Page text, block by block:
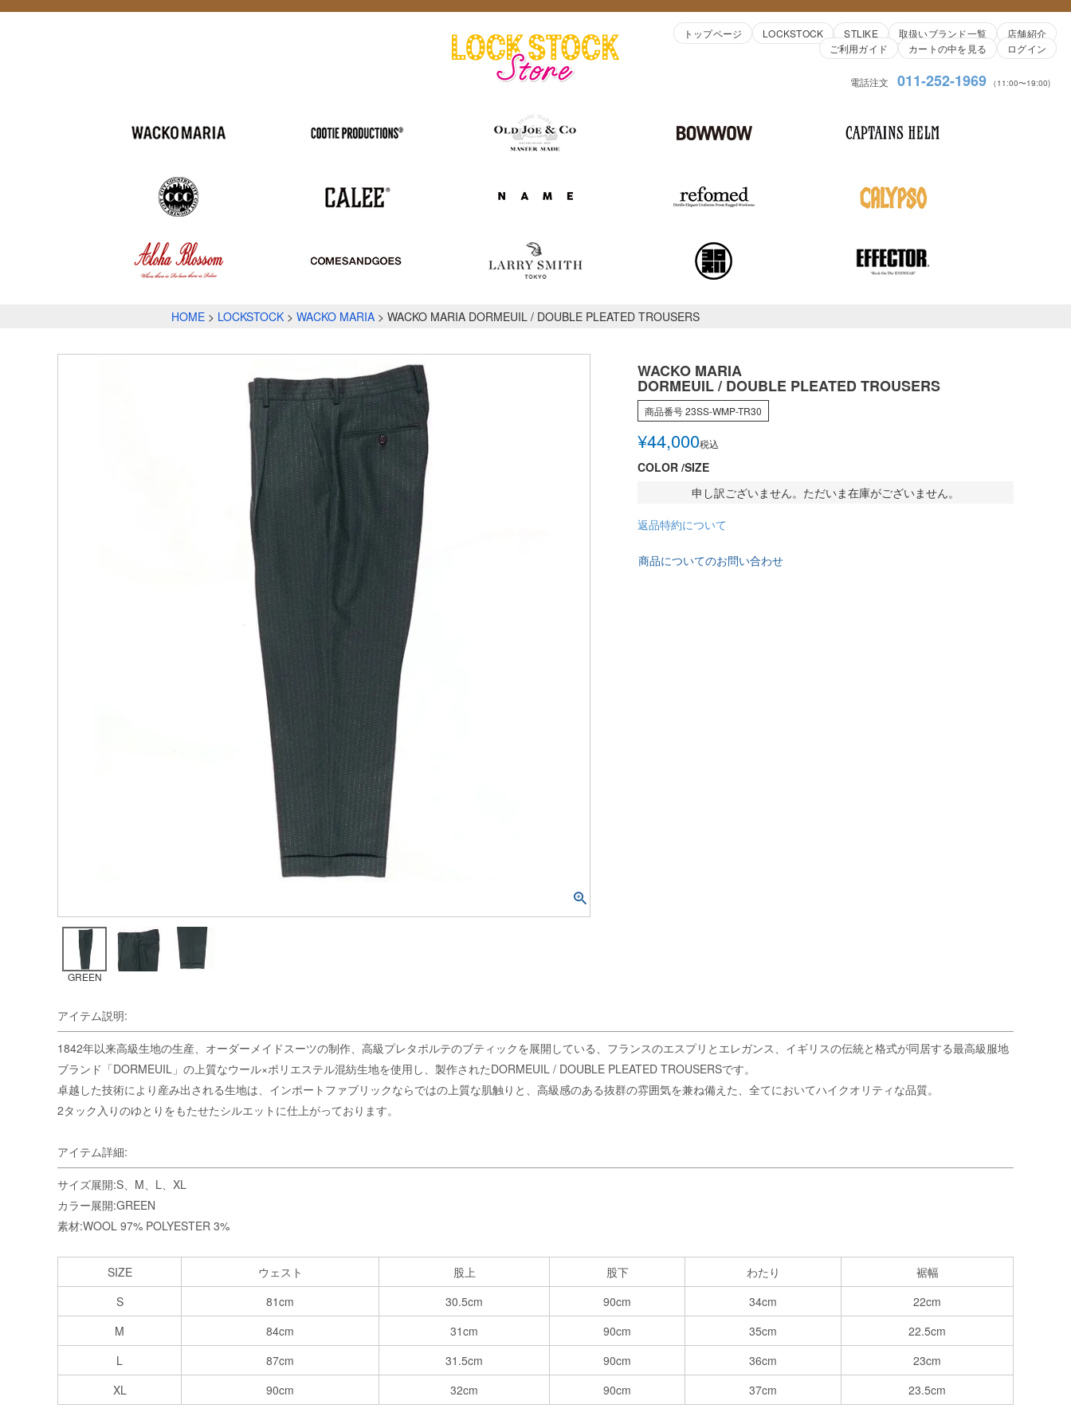
トップページ LOCKSTOCK STLIKE 取扱いブランド一覧
店舗紹介
ご利用ガイド
カートの中を見る ログイン
電話注文 011-252-1969 （11:00〜19:00)
HOME LOCKSTOCK WACKO MARIA WACKO MARIA DORMEUIL / DOUBLE PLEATED TROUSERS
GREEN
WACKO MARIA
DORMEUIL / DOUBLE PLEATED TROUSERS
商品番号23SS-WMP-TR30
¥44,000税込
COLOR SIZE
申し訳ございません。ただいま在庫がございません。
返品特約について
商品についてのお問い合わせ
アイテム説明:
1842年以来高級生地の生産、オーダーメイドスーツの制作、高級プレタポルテのブティックを展開している、フランスのエスプリとエレガンス、イギリスの伝統と格式が同居する最高級服地
ブランド「DORMEUIL」の上質なウール×ポリエステル混紡生地を使用し、製作されたDORMEUIL / DOUBLE PLEATED TROUSERSです。
卓越した技術により産み出される生地は、インポートファブリックならではの上質な肌触りと、高級感のある抜群の雰囲気を兼ね備えた、全てにおいてハイクオリティな品質。
2タック入りのゆとりをもたせたシルエットに仕上がっております。
アイテム詳細:
サイズ展開:S、M、L、XL
カラー展開:GREEN
素材:WOOL 97% POLYESTER 3%
SIZE ウェスト 股上 股下 わたり
裾幅
S
81cm 30.5cm 90cm 34cm
22cm
M
84cm 31cm 90cm 35cm
22.5cm
L
87cm 31.5cm 90cm 36cm
23cm
XL
90cm 32cm 90cm 37cm 23.5cm